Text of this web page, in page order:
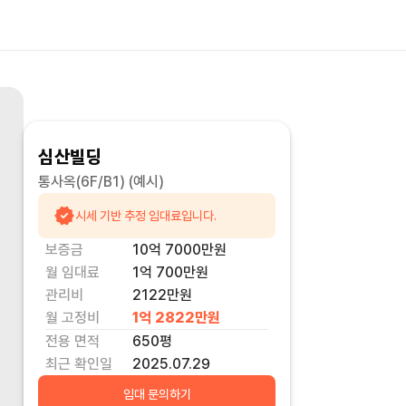
심산빌딩
통사옥(6F/B1) (예시)
시세 기반 추정 임대료입니다.
보증금 10억 7000만원
월 임대료
1억 700만원
관리비
2122만원
월 고정비
1억 2822만원
전용 면적
650평
최근 확인일
2025.07.29
임대 문의하기